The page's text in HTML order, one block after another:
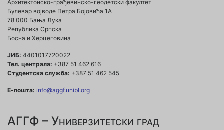
Архитектонско-грађевинско-геодетски факултет
Булевар војводе Петра Бојовића 1A
78 000 Бања Лука
Република Српска
Босна и Херцеговина
ЈИБ: 4401017720022
Тел. централа: +387 51 462 616
Студентска служба: +387 51 462 545
Е-пошта: info@aggf.unibl.org
АГГФ – Универзитетски град